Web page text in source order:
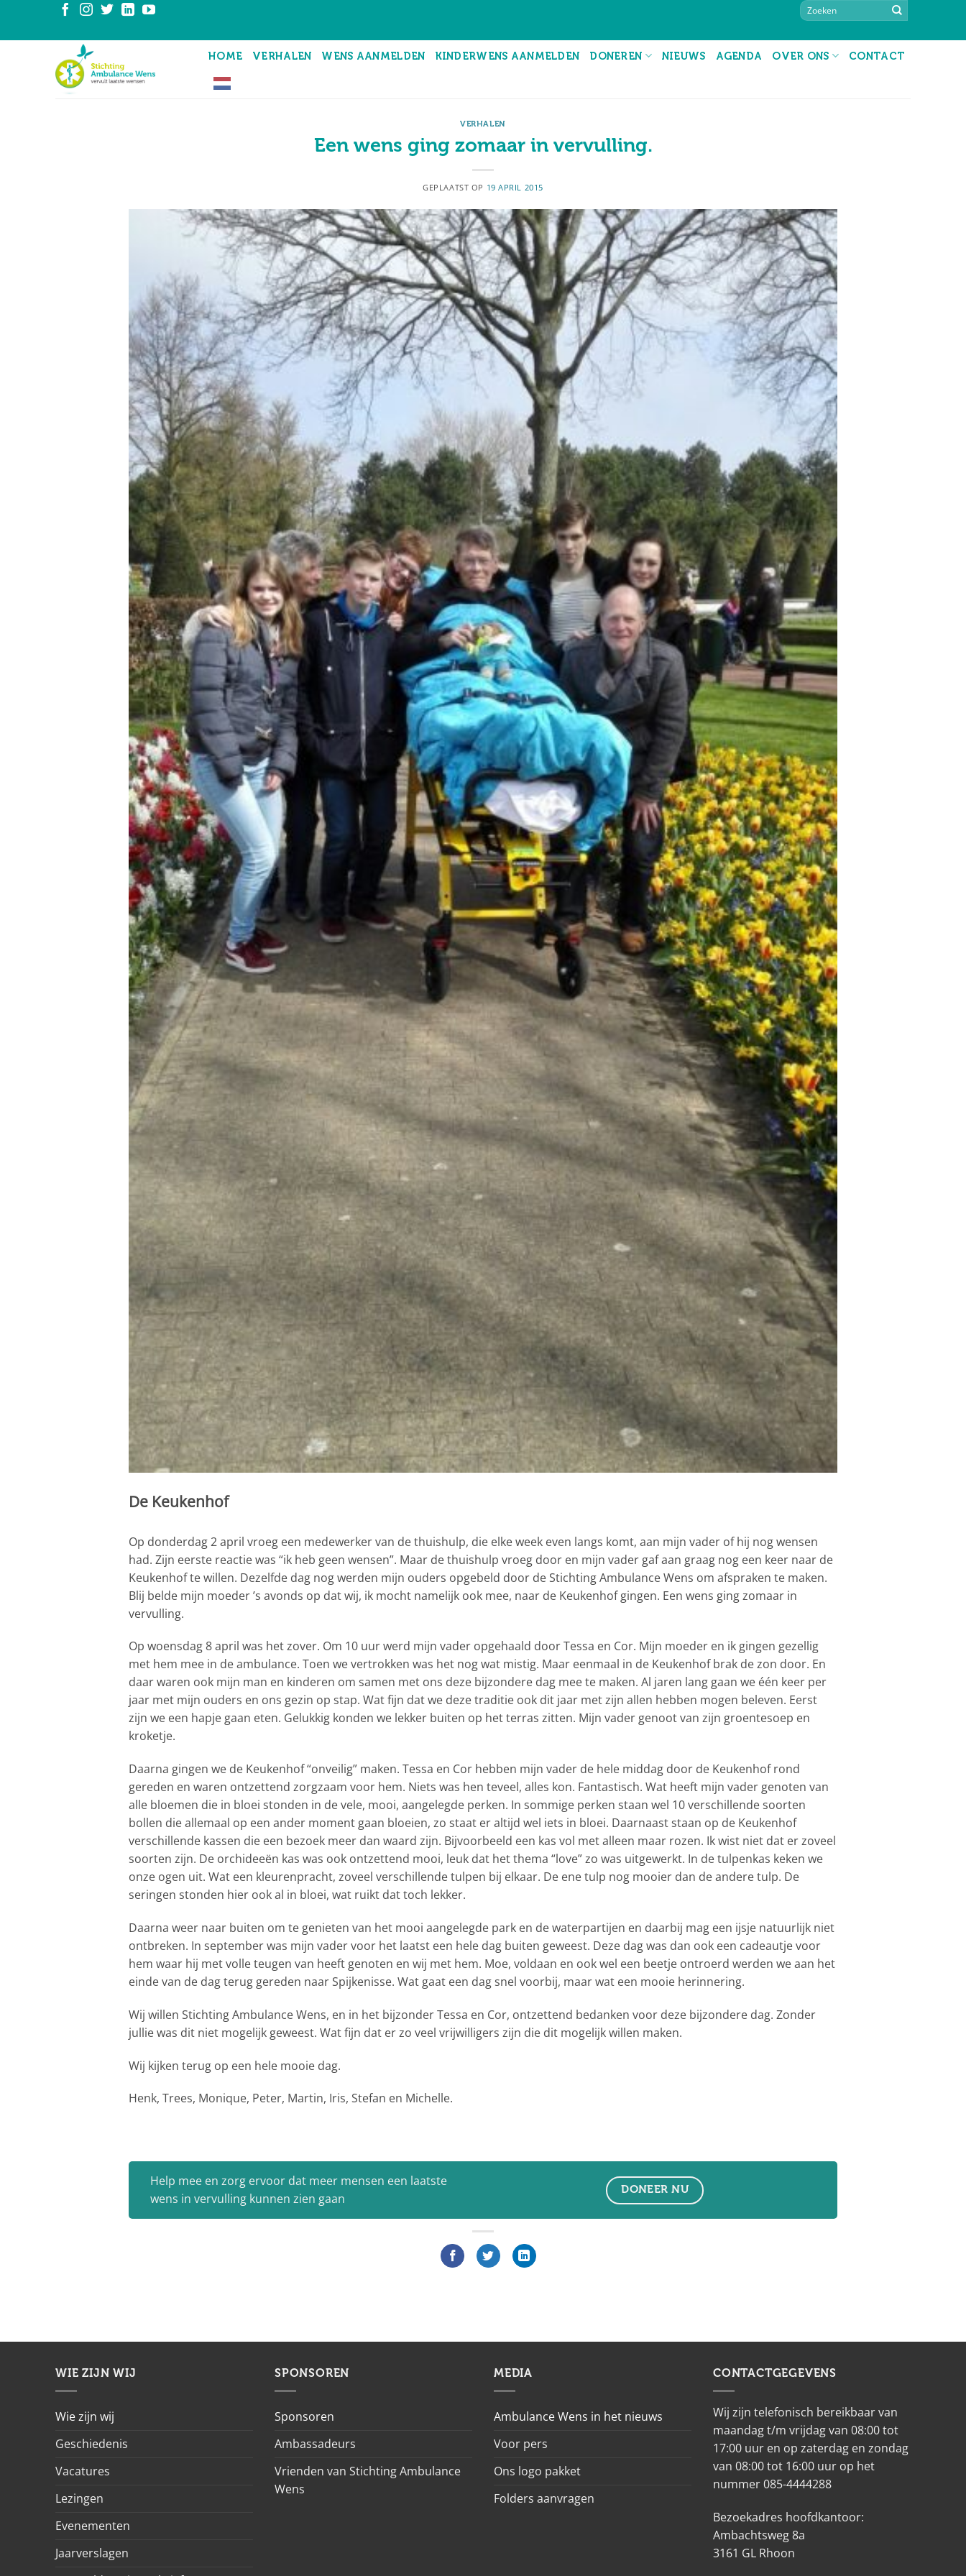
inhoud
HOME VERHALEN WENS AANMELDEN KINDERWENS AANMELDEN DONEREN NIEUWS AGENDA OVER ONS CONTACT
VERHALEN
Een wens ging zomaar in vervulling.
GEPLAATST OP 19 APRIL 2015
De Keukenhof
Op donderdag 2 april vroeg een medewerker van de thuishulp, die elke week even langs komt, aan mijn vader of hij nog wensen
had. Zijn eerste reactie was “ik heb geen wensen”. Maar de thuishulp vroeg door en mijn vader gaf aan graag nog een keer naar de
Keukenhof te willen. Dezelfde dag nog werden mijn ouders opgebeld door de Stichting Ambulance Wens om afspraken te maken.
Blij belde mijn moeder ’s avonds op dat wij, ik mocht namelijk ook mee, naar de Keukenhof gingen. Een wens ging zomaar in
vervulling.
Op woensdag 8 april was het zover. Om 10 uur werd mijn vader opgehaald door Tessa en Cor. Mijn moeder en ik gingen gezellig
met hem mee in de ambulance. Toen we vertrokken was het nog wat mistig. Maar eenmaal in de Keukenhof brak de zon door. En
daar waren ook mijn man en kinderen om samen met ons deze bijzondere dag mee te maken. Al jaren lang gaan we één keer per
jaar met mijn ouders en ons gezin op stap. Wat fijn dat we deze traditie ook dit jaar met zijn allen hebben mogen beleven. Eerst
zijn we een hapje gaan eten. Gelukkig konden we lekker buiten op het terras zitten. Mijn vader genoot van zijn groentesoep en
kroketje.
Daarna gingen we de Keukenhof “onveilig” maken. Tessa en Cor hebben mijn vader de hele middag door de Keukenhof rond
gereden en waren ontzettend zorgzaam voor hem. Niets was hen teveel, alles kon. Fantastisch. Wat heeft mijn vader genoten van
alle bloemen die in bloei stonden in de vele, mooi, aangelegde perken. In sommige perken staan wel 10 verschillende soorten
bollen die allemaal op een ander moment gaan bloeien, zo staat er altijd wel iets in bloei. Daarnaast staan op de Keukenhof
verschillende kassen die een bezoek meer dan waard zijn. Bijvoorbeeld een kas vol met alleen maar rozen. Ik wist niet dat er zoveel
soorten zijn. De orchideeën kas was ook ontzettend mooi, leuk dat het thema “love” zo was uitgewerkt. In de tulpenkas keken we
onze ogen uit. Wat een kleurenpracht, zoveel verschillende tulpen bij elkaar. De ene tulp nog mooier dan de andere tulp. De
seringen stonden hier ook al in bloei, wat ruikt dat toch lekker.
Daarna weer naar buiten om te genieten van het mooi aangelegde park en de waterpartijen en daarbij mag een ijsje natuurlijk niet
ontbreken. In september was mijn vader voor het laatst een hele dag buiten geweest. Deze dag was dan ook een cadeautje voor
hem waar hij met volle teugen van heeft genoten en wij met hem. Moe, voldaan en ook wel een beetje ontroerd werden we aan het
einde van de dag terug gereden naar Spijkenisse. Wat gaat een dag snel voorbij, maar wat een mooie herinnering.
Wij willen Stichting Ambulance Wens, en in het bijzonder Tessa en Cor, ontzettend bedanken voor deze bijzondere dag. Zonder
jullie was dit niet mogelijk geweest. Wat fijn dat er zo veel vrijwilligers zijn die dit mogelijk willen maken.
Wij kijken terug op een hele mooie dag.
Henk, Trees, Monique, Peter, Martin, Iris, Stefan en Michelle.
Help mee en zorg ervoor dat meer mensen een laatste
wens in vervulling kunnen zien gaan
DONEER NU
WIE ZIJN WIJ
Wie zijn wij
Geschiedenis
Vacatures
Lezingen
Evenementen
Jaarverslagen
SPONSOREN
Sponsoren
Ambassadeurs
Vrienden van Stichting Ambulance
Wens
MEDIA
Ambulance Wens in het nieuws
Voor pers
Ons logo pakket
Folders aanvragen
CONTACTGEGEVENS
Wij zijn telefonisch bereikbaar van
maandag t/m vrijdag van 08:00 tot
17:00 uur en op zaterdag en zondag
van 08:00 tot 16:00 uur op het
nummer 085-4444288
Bezoekadres hoofdkantoor:
Ambachtsweg 8a
3161 GL Rhoon